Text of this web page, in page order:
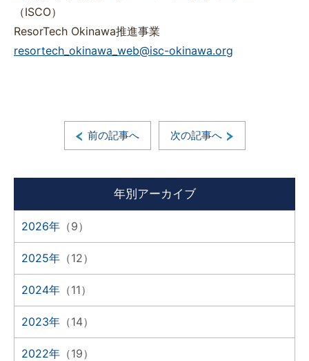
（ISCO）
ResorTech Okinawa推進事業
resortech_okinawa_web@isc-okinawa.org
前の記事へ 次の記事へ
年別アーカイブ
2026年 （9）
2025年 （12）
2024年 （11）
2023年 （14）
2022年 （19）